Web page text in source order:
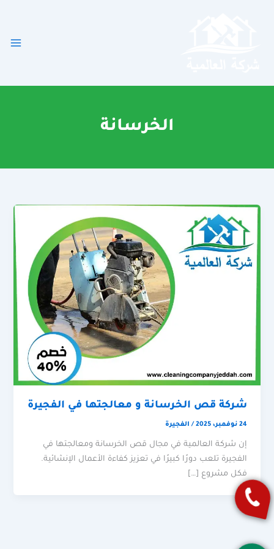
الخرسانة
شركة قص الخرسانة و معالجتها في الفجيرة
24 نوفمبر، 2025 / الفجيرة
إن شركة العالمية في مجال قص الخرسانة ومعالجتها في
الفجيرة تلعب دورًا كبيرًا في تعزيز كفاءة الأعمال الإنشائية.
فكل مشروع […]